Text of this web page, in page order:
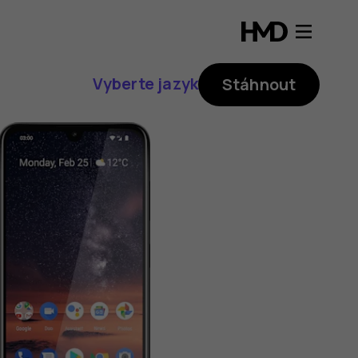
Vyberte jazyk Stáhnout